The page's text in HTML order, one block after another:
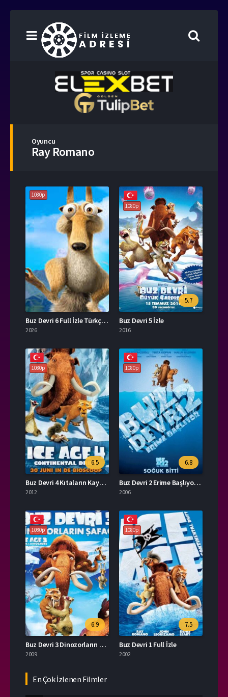
Oyuncu
Ray Romano
1080p
Buz Devri 6 Full İzle Türkçe Dublaj
2026
1080p
5.7
Buz Devri 5 İzle
2016
1080p
6.5
Buz Devri 4 Kıtaların Kayması Türkçe Dublaj Full İzle
2012
1080p
6.8
Buz Devri 2 Erime Başlıyor İzle
2006
1080p
6.9
Buz Devri 3 Dinozorların Şafağı Türkçe Dublaj Full İzle
2009
1080p
7.5
Buz Devri 1 Full İzle
2002
En Çok İzlenen Filmler